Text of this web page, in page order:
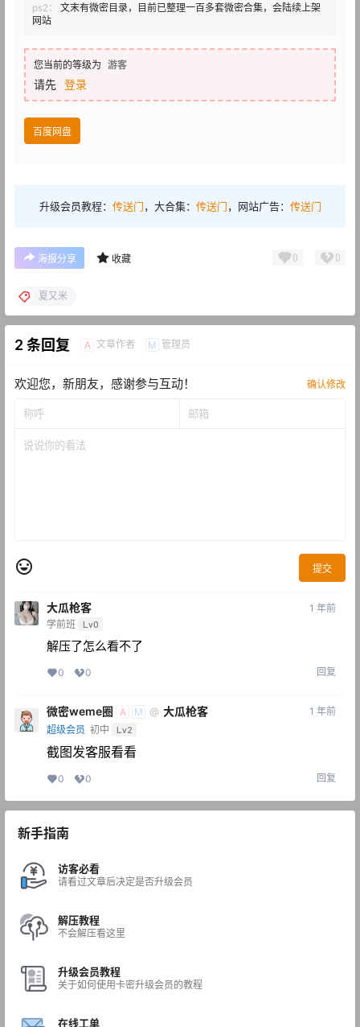
ps2：
文末有微密目录，目前已整理一百多套微密合集，会陆续上架
网站
您当前的等级为 游客
请先 登录
百度网盘
升级会员教程： 传送门，大合集： 传送门，网站广告： 传送门
海报分享 收藏 0 0
夏又米
2 条回复 A 文章作者 M 管理员
欢迎您，新朋友，感谢参与互动！ 确认修改
提交
大瓜枪客
学前班 Lv0
1 年前
解压了怎么看不了
0 0 回复
微密weme圈 A M @ 大瓜枪客
超级会员 初中 Lv2
1 年前
截图发客服看看
0 0 回复
新手指南
访客必看
请看过文章后决定是否升级会员
解压教程
不会解压看这里
升级会员教程
关于如何使用卡密升级会员的教程
在线工单